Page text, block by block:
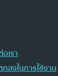
เรา
ลงในการใช้งาน